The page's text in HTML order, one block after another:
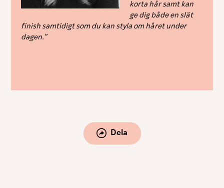
korta hår samt kan
ge dig både en slät
finish samtidigt som du kan styla om håret under
dagen.”
Dela